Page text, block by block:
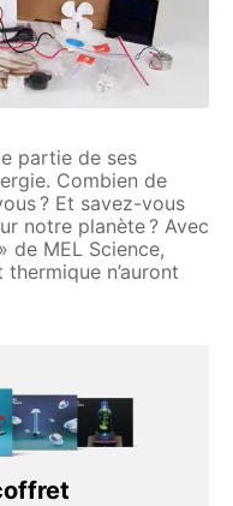
partie de ses
Combien de
? Et savez-vous
notre planète ? Avec
de MEL Science,
n’auront